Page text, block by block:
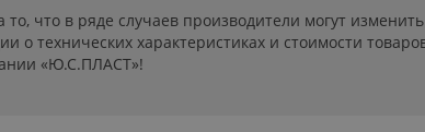
что в ряде случаев производители могут
о технических характеристиках и стоимости
«Ю.С.ПЛАСТ»!